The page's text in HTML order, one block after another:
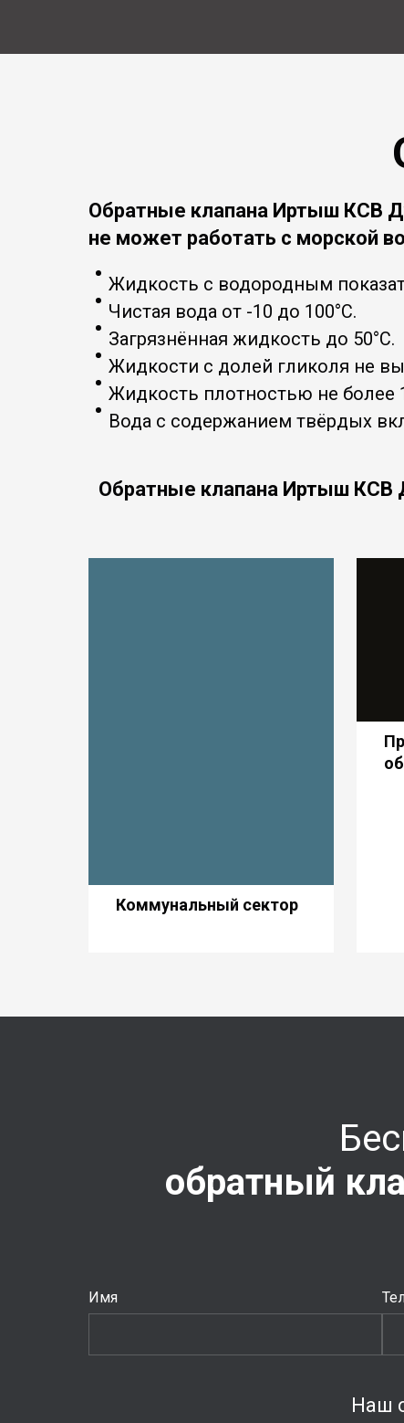
Обратные клапана Иртыш КСВ
не может работать с морской
Жидкость с водородным
Чистая вода от -10 до 100°С.
Загрязнённая жидкость до 50°С.
Жидкости с долей гликоля не
Жидкость плотностью не более
Вода с содержанием твёрдых
Обратные клапана Иртыш КСВ
Коммунальный сектор
обратный
Имя
Наш